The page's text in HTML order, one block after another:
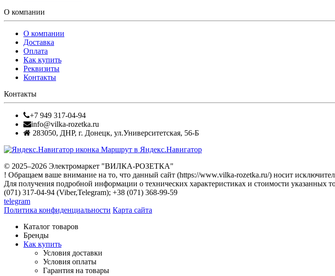
О компании
О компании
Доставка
Оплата
Как купить
Реквизиты
Контакты
Контакты
+7 949 317-04-94
info@vilka-rozetka.ru
283050, ДНР, г. Донецк, ул.Университетская, 56-Б
Маршрут в Яндекс.Навигатор
© 2025–2026 Электромаркет "ВИЛКА-РОЗЕТКА"
! Обращаем ваше внимание на то, что данный сайт (https://www.vilka-rozetka.ru/) носит
Для получения подробной информации о технических характеристиках и стоимости указанных
(071) 317-04-94 (Viber,Telegram); +38 (071) 368-99-59
telegram
Политика конфиденциальности Карта сайта
Каталог товаров
Бренды
Как купить
Условия доставки
Условия оплаты
Гарантия на товары